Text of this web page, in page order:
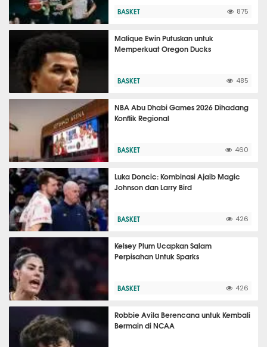
BASKET 875
Malique Ewin Putuskan untuk
Memperkuat Oregon Ducks
BASKET 485
NBA Abu Dhabi Games 2026 Dihadang
Konflik Regional
BASKET 460
Luka Doncic: Kombinasi Ajaib Magic
Johnson dan Larry Bird
BASKET 426
Kelsey Plum Ucapkan Salam
Perpisahan Untuk Sparks
BASKET 426
Robbie Avila Berencana untuk Kembali
Bermain di NCAA